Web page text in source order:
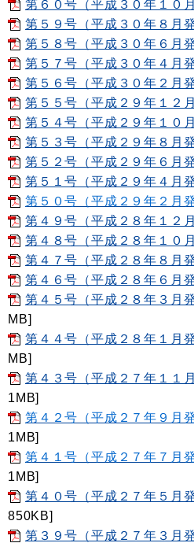
第６０号（平成３０年１０
第５９号（平成３０年８月発
第５８号（平成３０年６月発
第５７号（平成３０年４月発
第５６号（平成３０年２月発
第５５号（平成２９年１２
第５４号（平成２９年１０
第５３号（平成２９年８月発
第５２号（平成２９年６月発
第５１号（平成２９年４月発
第５０号（平成２９年２月発
第４９号（平成２８年１２
第４８号（平成２８年１０
第４７号（平成２８年８月発
第４６号（平成２８年６月発
第４５号（平成２８年３月発
MB]
第４４号（平成２８年１月発
MB]
第４３号（平成２７年１１
1MB]
第４２号（平成２７年９月発
1MB]
第４１号（平成２７年７月発
1MB]
第４０号（平成２７年５月発
850KB]
第３９号（平成２７年３月発